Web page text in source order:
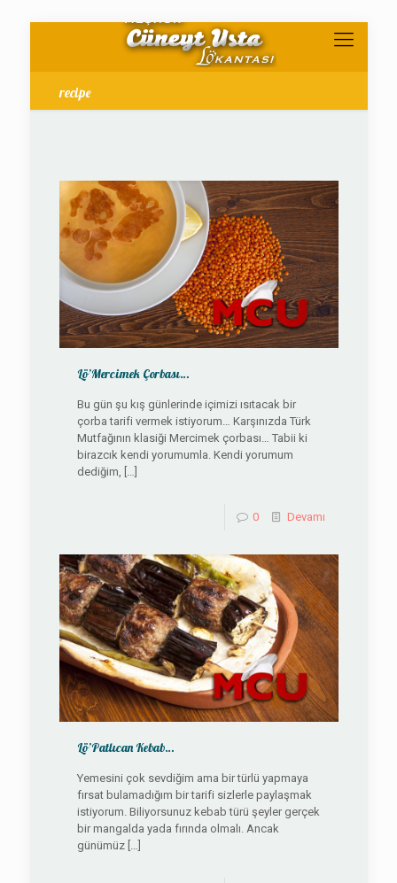
recipe
Lö’Mercimek Çorbası…
Bu gün şu kış günlerinde içimizi ısıtacak bir
çorba tarifi vermek istiyorum… Karşınızda Türk
Mutfağının klasiği Mercimek çorbası… Tabii ki
birazcık kendi yorumumla. Kendi yorumum
dediğim, […]
0 Devamı
Lö’Patlıcan Kebab…
Yemesini çok sevdiğim ama bir türlü yapmaya
fırsat bulamadığım bir tarifi sizlerle paylaşmak
istiyorum. Biliyorsunuz kebab türü şeyler gerçek
bir mangalda yada fırında olmalı. Ancak
günümüz[…]